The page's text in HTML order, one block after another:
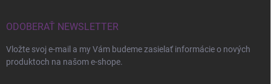
ODOBERAŤ NEWSLETTER
Vložte svoj e-mail a my Vám budeme zasielať informácie o nových
produktoch na našom e-shope.